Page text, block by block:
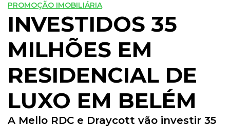
PROMOÇÃO IMOBILIÁRIA
INVESTIDOS 35
MILHÕES EM
RESIDENCIAL DE
LUXO EM BELÉM
A Mello RDC e Draycott vão investir 35